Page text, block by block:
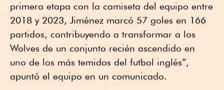
primera etapa con la camiseta del equipo entre
2018 y 2023, Jiménez marcó 57 goles en 166
partidos, contribuyendo a transformar a los
Wolves de un conjunto recién ascendido en
uno de los más temidos del futbol inglés”,
apuntó el equipo en un comunicado.